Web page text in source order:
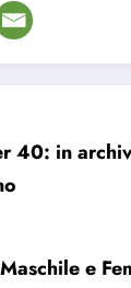
40: in
e